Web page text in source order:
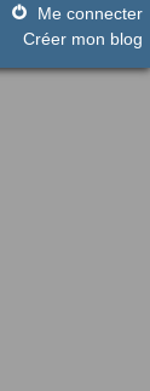
Me connecter
Créer mon blog